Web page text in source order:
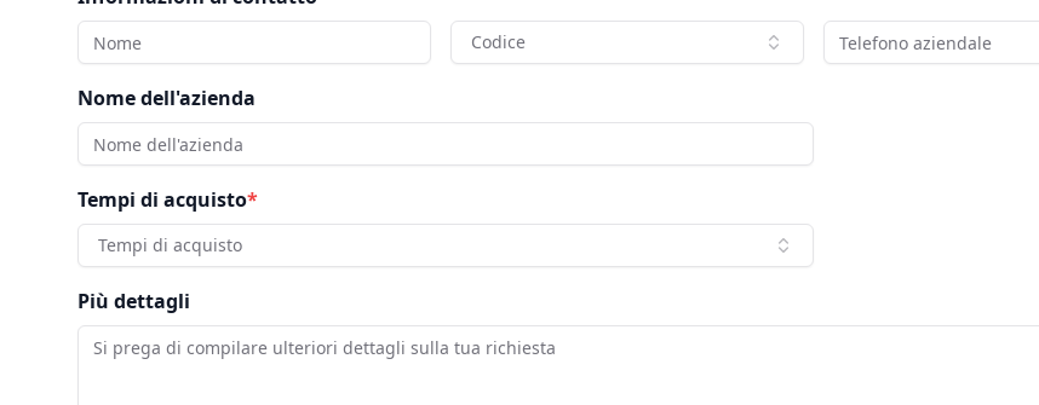
Codice
Nome dell'azienda
Tempi di acquisto*
Tempi di acquisto
Più dettagli